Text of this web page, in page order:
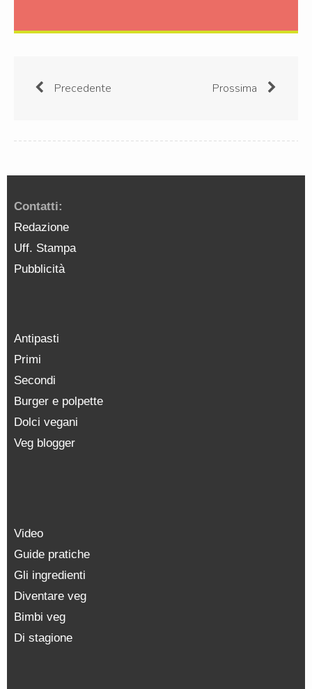
Precedente Prossima
Contatti:
Redazione
Uff. Stampa
Pubblicità
Antipasti
Primi
Secondi
Burger e polpette
Dolci vegani
Veg blogger
Video
Guide pratiche
Gli ingredienti
Diventare veg
Bimbi veg
Di stagione